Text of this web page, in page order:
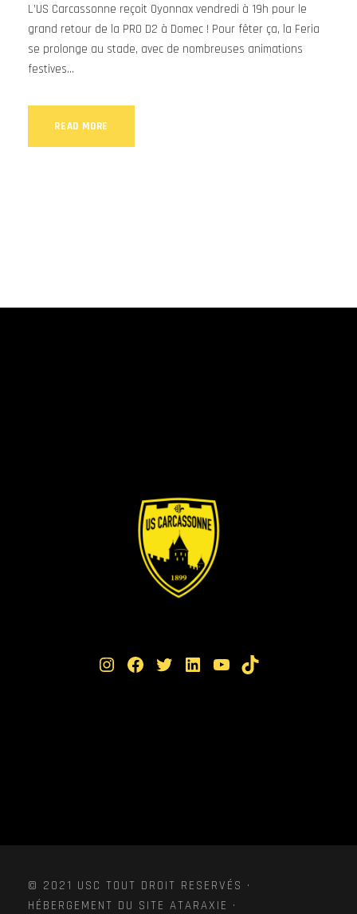
L’US Carcassonne reçoit Oyonnax vendredi à 19h pour le
grand retour de la PRO D2 à Domec ! Pour fêter ça, la Feria
se prolonge au stade, avec de nombreuses animations
festives...
READ MORE
Instagram Facebook Twitter LinkedIn YouTube TikTok
© 2021 USC TOUT DROIT RESERVÉS ·
HÉBERGEMENT DU SITE ATARAXIE ·